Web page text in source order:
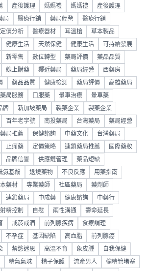
產後護理 媽媽禮 媽媽禮 產後護理
局 醫療行銷 藥局經營 醫療行銷
定價分析 醫療器材 耳溫槍 草本製品
健康生活 天然保健 健康生活 可持續發展
新零售 數位轉型 藥局評價 藥品品質
線上購藥 鄰近藥局 藥局經營 西藥房
藥品品質 健康檢測 藥局評價 高雄藥局
藥局服務 口服藥 暈車治療 暈車藥
牌 新加坡藥局 製藥企業 製藥企業
百年老字號 南投藥局 台灣藥局 藥局經營
藥局推薦 保健諮詢 中藥文化 台灣藥局
止痛藥 定價策略 連鎖藥局推薦 國際藥妝
品牌信譽 供應鏈管理 藥品短缺
氨基酚 退燒藥物 不良反應 用藥指南
藥材 專業藥師 社區藥局 藥劑師
連鎖藥局 中成藥 健康諮詢 中藥行
射精控制 自慰 兩性溝通 壽命延長
戒菸戒酒 前列腺疾病 食療調理
不孕症 基因缺陷 高血脂 前列腺癌
禁慾迷思 高溫不育 象皮腫 自我保健
精氣氣味 精子保護 流產男人 輸精管堵塞